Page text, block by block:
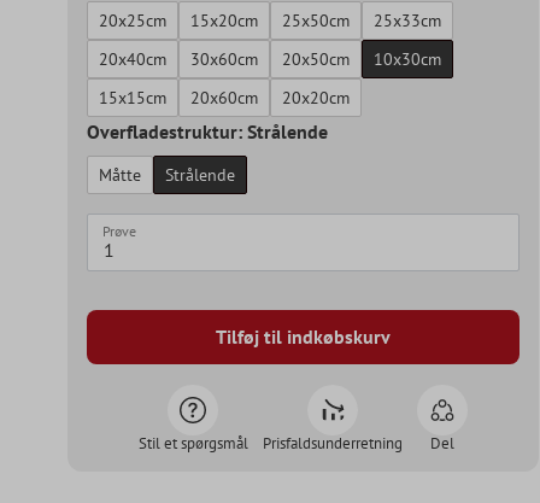
20x25cm 15x20cm 25x50cm
25x33cm
20x40cm
30x60cm 20x50cm
10x30cm
15x15cm
20x60cm 20x20cm
Overfladestruktur: Strålende
Måtte Strålende
Prøve
Tilføj til indkøbskurv
Stil et spørgsmål Prisfaldsunderretning Del